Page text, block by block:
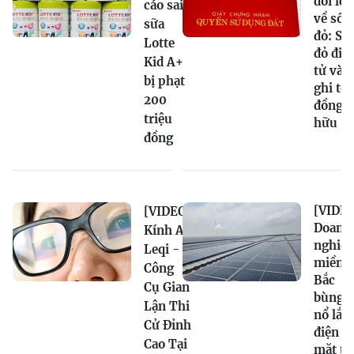
cáo sai
sữa
Lotte
Kid A+
bị phạt
200
triệu
đồng
về sổ
đỏ: Sổ
đỏ
tử và
ghi tên
đồng
hữu
[VIDEO]
Kính AI
Leqi -
Công
Cụ Gian
Lận Thi
Cử Đỉnh
Cao Tại
Doanh
nghiệp
miền
Bắc
bùng
nổ lắp
điện
mặt